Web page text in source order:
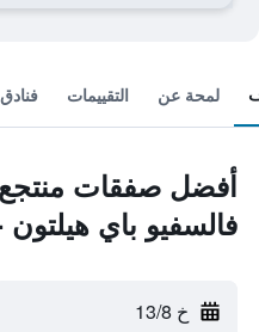
لمحة عن التقييمات
أفضل صفقات
فالسفيو باي هيلتون
خ 13/8